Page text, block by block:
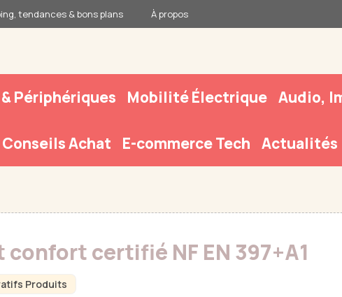
tendances & bons plans À propos
Périphériques Mobilité Électrique Audio,
Conseils Achat E-commerce Tech Actualités
Produits
certifié NF EN 397+A1